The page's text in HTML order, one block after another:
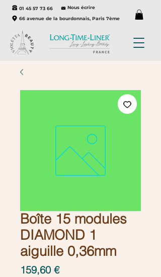
01 45 57 73 66 Nous écrire
66 avenue de la bourdonnais, Paris 7ème
Boîte 15 modules
DIAMOND 1
aiguille 0,36mm
159,60 €Prix